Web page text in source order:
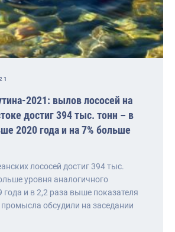
2021: вылов лососей на
достиг 394 тыс. тонн – в
2020 года и на 7% больше
лососей достиг 394 тыс.
уровня аналогичного
года и в 2,2 раза выше показателя
обсудили на заседании